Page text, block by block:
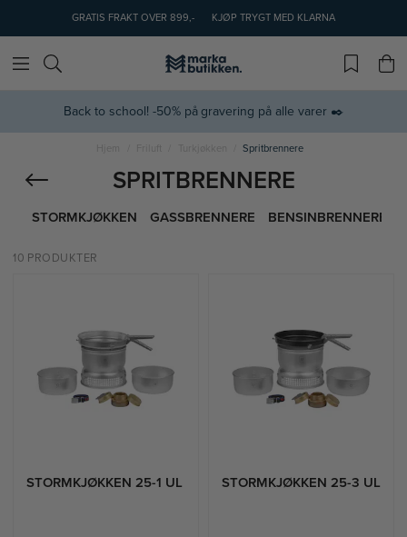
GRATIS FRAKT OVER 899,- KJØP TRYGT MED KLARNA
Back to school! -50% på gravering på alle varer ✒️
Hjem Friluft Turkjøkken Spritbrennere
SPRITBRENNERE
STORMKJØKKEN GASSBRENNERE BENSINBRENNERE
10 PRODUKTER
STORMKJØKKEN 25-1 UL STORMKJØKKEN 25-3 UL